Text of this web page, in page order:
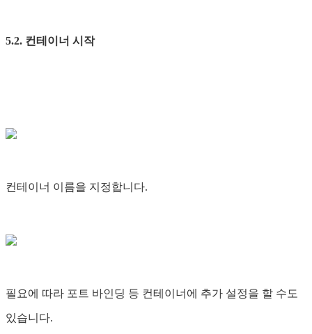
5.2. 컨테이너 시작
컨테이너 이름을 지정합니다.
필요에 따라 포트 바인딩 등 컨테이너에 추가 설정을 할 수도
있습니다.